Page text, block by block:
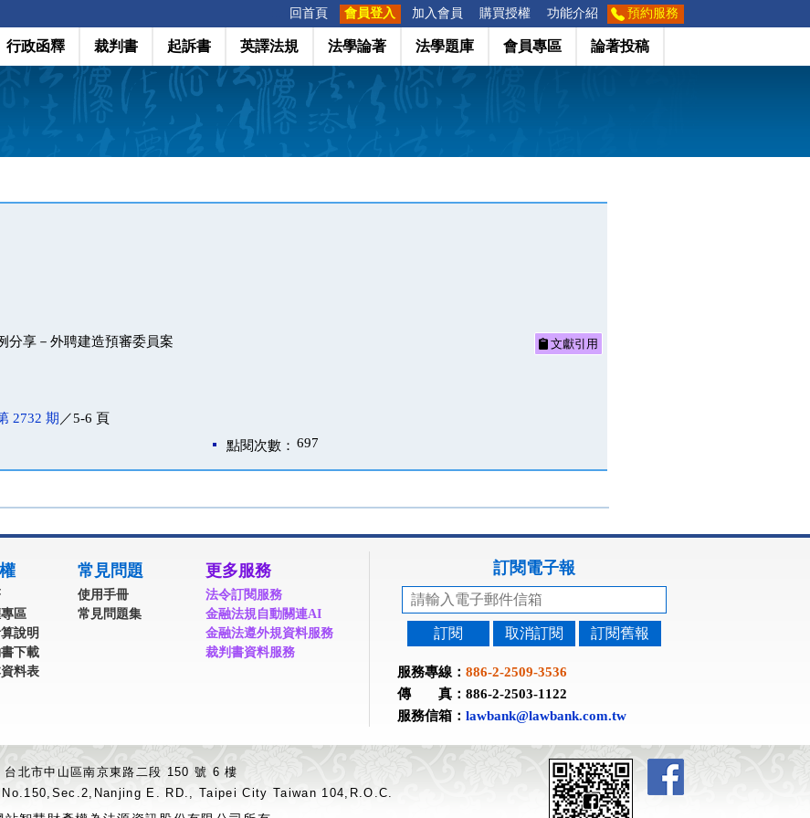
回首頁 會員登入 加入會員 購買授權 功能介紹 預約服務
行政函釋 裁判書 起訴書 英譯法規 法學論著 法學題庫 會員專區 論著投稿
分享－外聘建造預審委員案 文獻引用
2732 期 ／5-6 頁
點閱次數： 697
區
說明
下載
料表
常見問題
使用手冊
常見問題集
更多服務
法令訂閱服務
金融法規自動關連AI
金融法遵外規資料服務
裁判書資料服務
訂閱電子報
訂閱 取消訂閱 訂閱舊報
服務專線： 886-2-2509-3536
傳 真：886-2-2503-1122
服務信箱： lawbank@lawbank.com.tw
台北市中山區南京東路二段 150 號 6 樓
E. RD., Taipei City Taiwan 104,R.O.C.